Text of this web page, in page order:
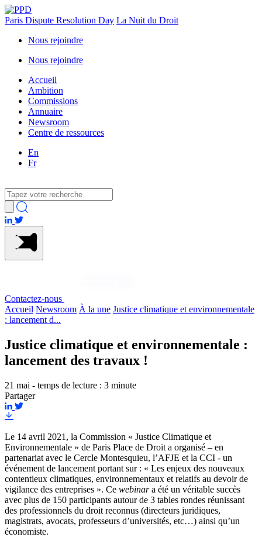
Paris Dispute Resolution Day La Nuit du Droit
Nous rejoindre
Nous rejoindre
Accueil
Ambition
Commissions
Annuaire
Newsroom
Centre de ressources
En
Fr
Contactez-nous
Accueil Newsroom À la une Justice climatique et environnementale
: lancement d...
Justice climatique et environnementale :
lancement des travaux !
21 mai - temps de lecture : 3 minute
Partager
Le 14 avril 2021, la Commission « Justice Climatique et
Environnementale » de Paris Place de Droit a organisé – en
partenariat avec le Cercle Montesquieu, l’AFJE et la CCI - un
événement de lancement portant sur : « Les enjeux des nouveaux
contentieux climatiques, environnementaux et relatifs au devoir de
vigilance des entreprises ». Ce webinara été un véritable succès
avec plus de 150 participants autour de 3 tables rondes réunissant
des professionnels du droit reconnus (directeurs juridiques,
magistrats, avocats, professeurs d’universités, etc…) ainsi qu’un
économiste.